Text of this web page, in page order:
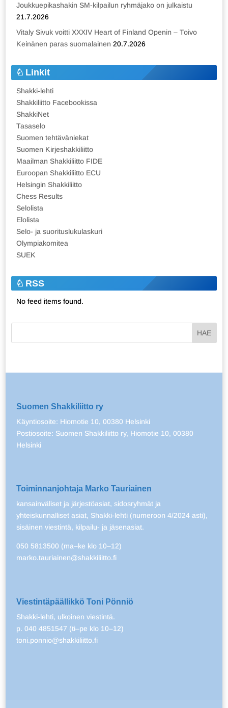
Joukkuepikashakin SM-kilpailun ryhmäjako on julkaistu
21.7.2026
Vitaly Sivuk voitti XXXIV Heart of Finland Openin – Toivo
Keinänen paras suomalainen 20.7.2026
Linkit
Shakki-lehti
Shakkiliitto Facebookissa
ShakkiNet
Tasaselo
Suomen tehtäväniekat
Suomen Kirjeshakkiliitto
Maailman Shakkiliitto FIDE
Euroopan Shakkiliitto ECU
Helsingin Shakkiliitto
Chess Results
Selolista
Elolista
Selo- ja suorituslukulaskuri
Olympiakomitea
SUEK
RSS
No feed items found.
Suomen Shakkiliitto ry
Käyntiosoite: Hiomotie 10, 00380 Helsinki
Postiosoite: Suomen Shakkiliitto ry, Hiomotie 10, 00380
Helsinki
Toiminnanjohtaja Marko Tauriainen
kansainväliset ja järjestöasiat, sidosryhmät ja
yhteiskunnalliset asiat, Shakki-lehti (numeroon 4/2024 asti),
sisäinen viestintä, kilpailu- ja jäsenasiat.
050 5813500 (ma–ke klo 10–12)
marko.tauriainen@shakkiliitto.fi
Viestintäpäällikkö Toni Pönniö
Shakki-lehti, ulkoinen viestintä.
p. 040 4851547 (ti–pe klo 10–12)
toni.ponnio@shakkiliitto.fi